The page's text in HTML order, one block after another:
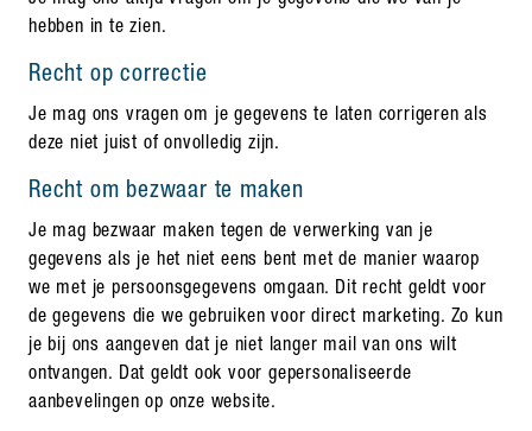
hebben in te zien.
Recht op correctie
Je mag ons vragen om je gegevens te laten corrigeren als
deze niet juist of onvolledig zijn.
Recht om bezwaar te maken
Je mag bezwaar maken tegen de verwerking van je
gegevens als je het niet eens bent met de manier waarop
we met je persoonsgegevens omgaan. Dit recht geldt voor
de gegevens die we gebruiken voor direct marketing. Zo kun
je bij ons aangeven dat je niet langer mail van ons wilt
ontvangen. Dat geldt ook voor gepersonaliseerde
aanbevelingen op onze website.